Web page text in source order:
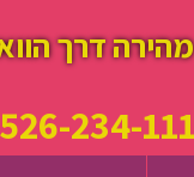
דרך
234-111